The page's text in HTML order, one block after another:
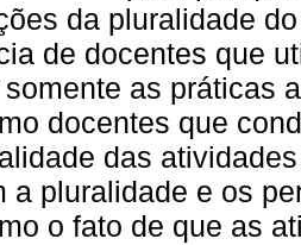
da pluralidade
de docentes que
as práticas
docentes que
das
a pluralidade e os
o fato de que as